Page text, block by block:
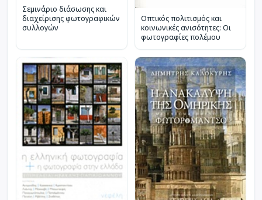
Σεμινάριο διάσωσης και
διαχείρισης φωτογραφικών
συλλογών
Οπτικός πολιτισμός και
κοινωνικές ανισότητες: Οι
φωτογραφίες πολέμου